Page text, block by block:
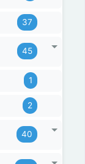
37
45
1
2
40